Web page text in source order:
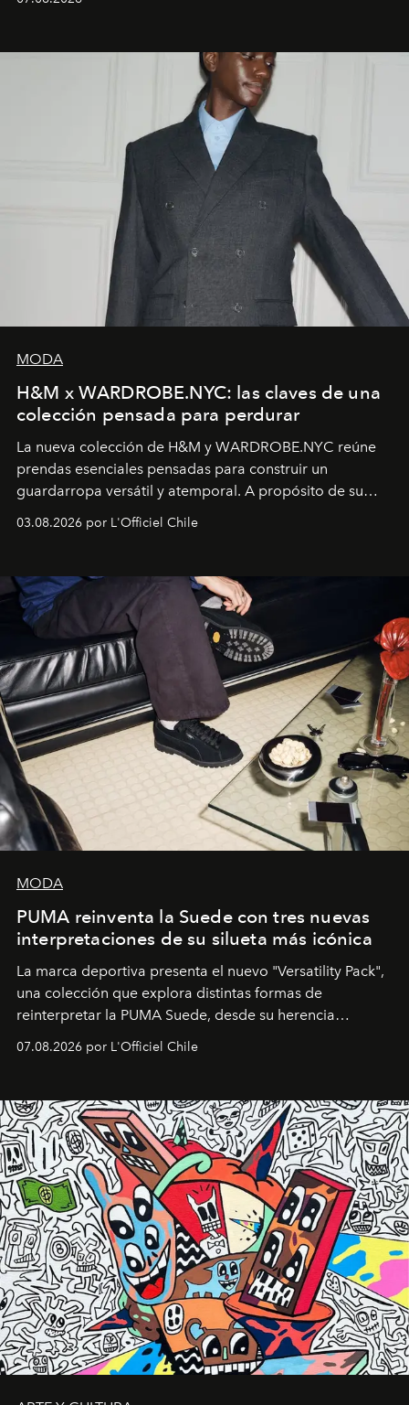
MODA
H&M x WARDROBE.NYC: las claves de una
colección pensada para perdurar
La nueva colección de H&M y WARDROBE.NYC reúne
prendas esenciales pensadas para construir un
guardarropa versátil y atemporal. A propósito de su
lanzamiento, los fundadores de la firma neoyorquina y
la asesora creativa y jefa de diseño global de la marca
y la filosofía detrás de la propuesta.
03.08.2026 por L'Officiel Chile
MODA
PUMA reinventa la Suede con tres nuevas
interpretaciones de su silueta más icónica
La marca deportiva presenta el nuevo "Versatility Pack",
una colección que explora distintas formas de
reinterpretar la PUMA Suede, desde su herencia
deportiva hasta una mirada moderna inspirada en el
diseño y el universo outdoor.
07.08.2026 por L'Officiel Chile